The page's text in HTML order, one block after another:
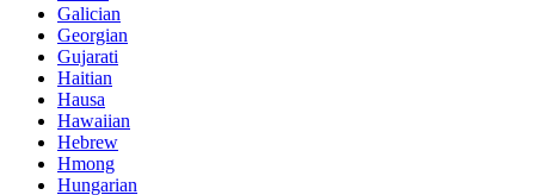
Galician
Georgian
Gujarati
Haitian
Hausa
Hawaiian
Hebrew
Hmong
Hungarian